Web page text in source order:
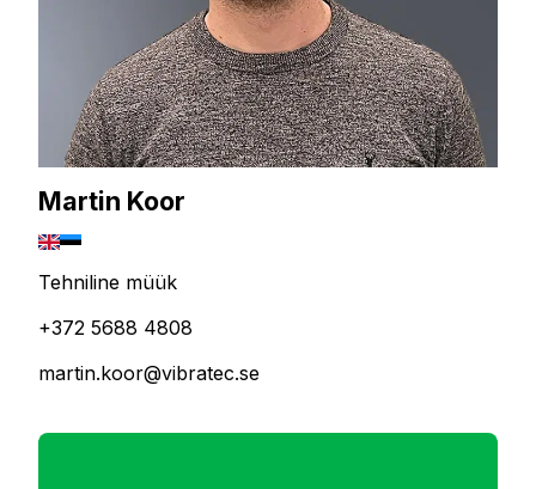
Martin Koor
Tehniline müük
+372 5688 4808
martin.koor@vibratec.se